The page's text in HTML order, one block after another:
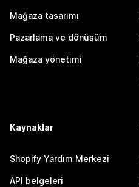
Mağaza tasarımı
Pazarlama ve dönüşüm
Mağaza yönetimi
Kaynaklar
Shopify Yardım Merkezi
API belgeleri